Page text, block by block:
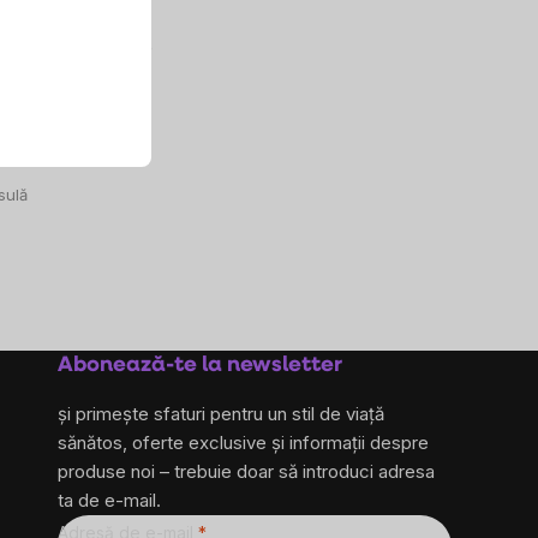
Abonează-te la newsletter
și primește sfaturi pentru un stil de viață
sănătos, oferte exclusive și informații despre
produse noi – trebuie doar să introduci adresa
ta de e-mail.
Adresă de e-mail